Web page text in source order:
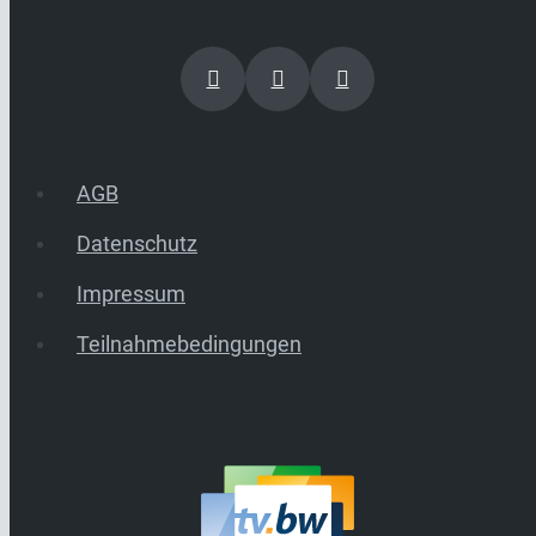
AGB
Datenschutz
Impressum
Teilnahmebedingungen